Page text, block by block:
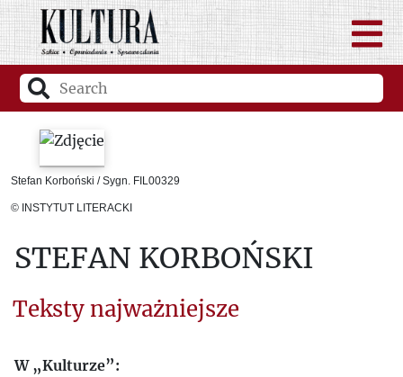
Stefan Korboński / Sygn. FIL00329
© INSTYTUT LITERACKI
STEFAN KORBOŃSKI
Teksty najważniejsze
W „Kulturze”: